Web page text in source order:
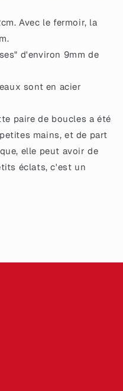
Avec le fermoir, la
d'environ 9mm de
sont en acier
paire de boucles a été
mains, et de part
elle peut avoir de
éclats, c'est un